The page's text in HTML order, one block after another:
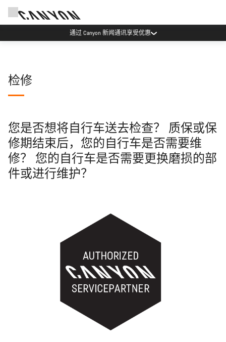
通过 Canyon 新闻通讯享受优惠
检修
您是否想将自行车送去检查？ 质保或保
修期结束后，您的自行车是否需要维
修？ 您的自行车是否需要更换磨损的部
件或进行维护？